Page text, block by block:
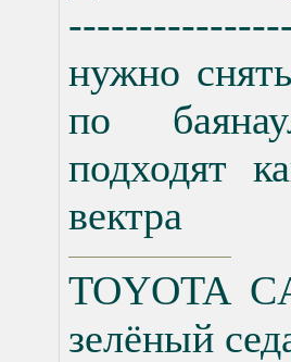
нужно
по
подходят
вектра
TOYOTA
зелёный